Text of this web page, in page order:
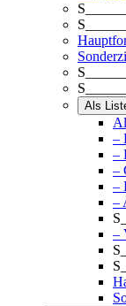
Als
–
–
–
–
–
–